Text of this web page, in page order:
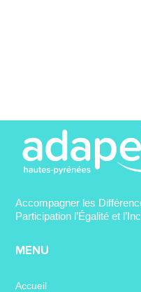
Accompagner les
Participation l’Égalité et
MENU
Accueil